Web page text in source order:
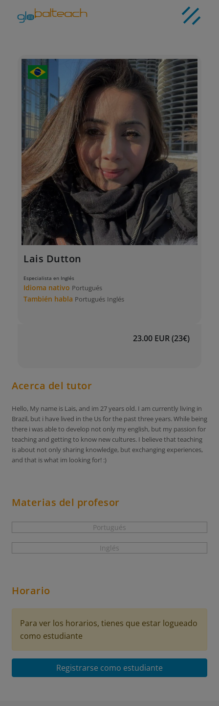
Lais Dutton
Especialista en Inglés
Idioma nativo Portugués
También habla Portugués Inglés
23.00 EUR (23€)
Acerca del tutor
Hello, My name is Lais, and im 27 years old. I am currently living in
Brazil, but i have lived in the Us for the past three years. While being
there i was able to develop not only my english, but my passion for
teaching and getting to know new cultures. I believe that teaching
is about not only sharing knowledge, but exchanging experiences,
and that is what im looking for! :)
Materias del profesor
Portugués
Inglés
Horario
Para ver los horarios, tienes que estar logueado
como estudiante
Registrarse como estudiante